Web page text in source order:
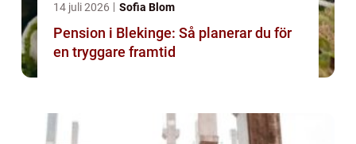
14 juli 2026 Sofia Blom
Pension i Blekinge: Så planerar du för
en tryggare framtid